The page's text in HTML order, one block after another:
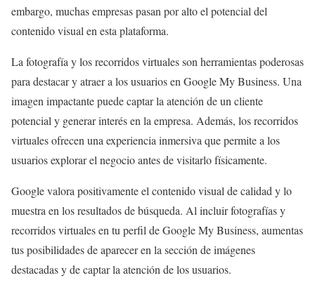
embargo, muchas empresas pasan por alto el potencial del
contenido visual en esta plataforma.
La fotografía y los recorridos virtuales son herramientas poderosas
para destacar y atraer a los usuarios en Google My Business. Una
imagen impactante puede captar la atención de un cliente
potencial y generar interés en la empresa. Además, los recorridos
virtuales ofrecen una experiencia inmersiva que permite a los
usuarios explorar el negocio antes de visitarlo físicamente.
Google valora positivamente el contenido visual de calidad y lo
muestra en los resultados de búsqueda. Al incluir fotografías y
recorridos virtuales en tu perfil de Google My Business, aumentas
tus posibilidades de aparecer en la sección de imágenes
destacadas y de captar la atención de los usuarios.